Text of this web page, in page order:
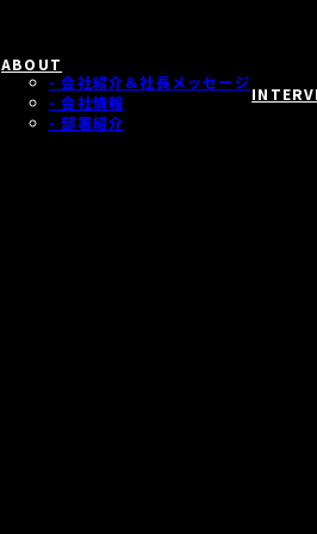
ABOUT
- 会社紹介＆社長メッセージ
- 会社情報
- 部署紹介